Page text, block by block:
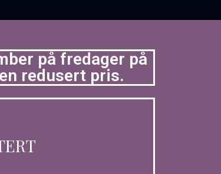
på fredager på
redusert pris.